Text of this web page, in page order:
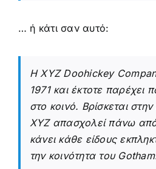
… ή κάτι σαν αυτό:
Η XYZ Doohickey
1971 και έκτοτε παρέχει
στο κοινό. Βρίσκεται
XYZ απασχολεί πάνω
κάνει κάθε είδους
την κοινότητα του